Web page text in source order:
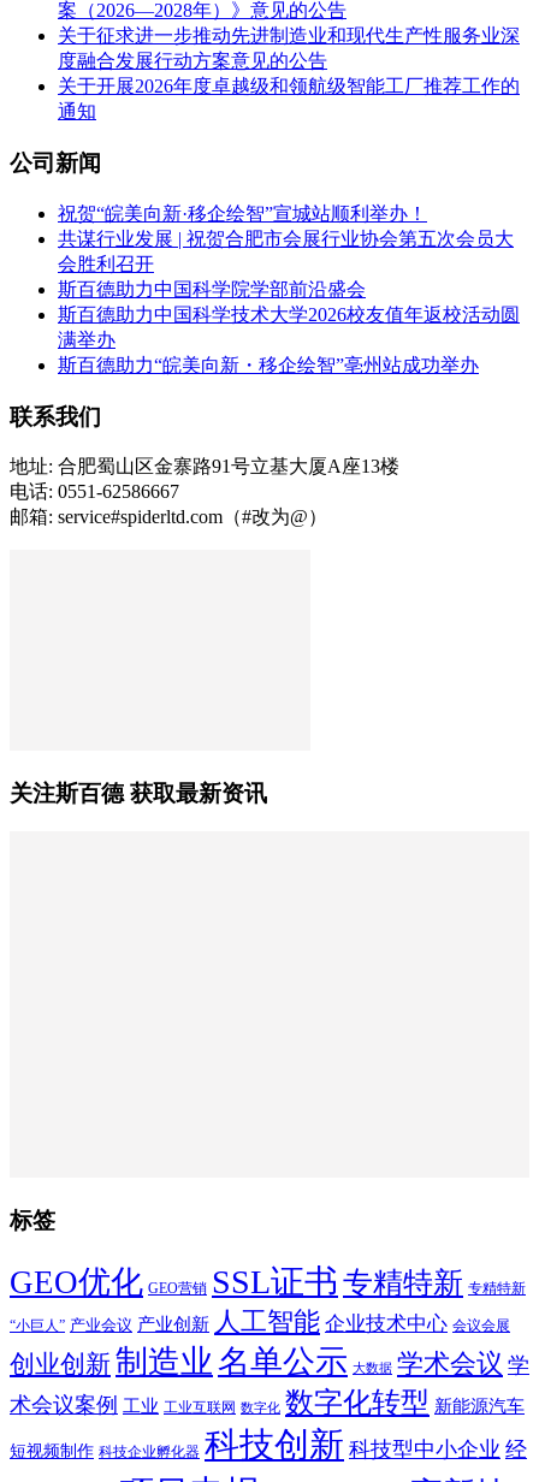
案（2026—2028年）》意见的公告
关于征求进一步推动先进制造业和现代生产性服务业深
度融合发展行动方案意见的公告
关于开展2026年度卓越级和领航级智能工厂推荐工作的
通知
公司新闻
祝贺“皖美向新·移企绘智”宣城站顺利举办！
共谋行业发展 | 祝贺合肥市会展行业协会第五次会员大
会胜利召开
斯百德助力中国科学院学部前沿盛会
斯百德助力中国科学技术大学2026校友值年返校活动圆
满举办
斯百德助力“皖美向新・移企绘智”亳州站成功举办
联系我们
地址: 合肥蜀山区金寨路91号立基大厦A座13楼
电话: 0551-62586667
邮箱: service#spiderltd.com（#改为@）
关注斯百德 获取最新资讯
标签
GEO优化 GEO营销 SSL证书 专精特新 专精特新
“小巨人” 产业会议 产业创新 人工智能 企业技术中心 会议会展
创业创新制造业 名单公示 大数据 学术会议 学
术会议案例 工业 工业互联网 数字化 数字化转型 新能源汽车
短视频制作 科技企业孵化器 科技创新 科技型中小企业 经